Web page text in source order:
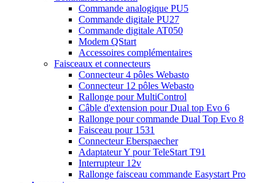
Commande analogique PU5
Commande digitale PU27
Commande digitale AT050
Modem QStart
Accessoires complémentaires
Faisceaux et connecteurs
Connecteur 4 pôles Webasto
Connecteur 12 pôles Webasto
Rallonge pour MultiControl
Câble d'extension pour Dual top Evo 6
Rallonge pour commande Dual Top Evo 8
Faisceau pour 1531
Connecteur Eberspaecher
Adaptateur Y pour TeleStart T91
Interrupteur 12v
Rallonge faisceau commande Easystart Pro